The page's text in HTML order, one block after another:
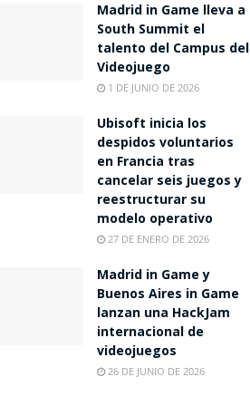
Madrid in Game lleva a
South Summit el
talento del Campus del
Videojuego
1 DE JUNIO DE 2026
Ubisoft inicia los
despidos voluntarios
en Francia tras
cancelar seis juegos y
reestructurar su
modelo operativo
27 DE ENERO DE 2026
Madrid in Game y
Buenos Aires in Game
lanzan una HackJam
internacional de
videojuegos
26 DE JUNIO DE 2026